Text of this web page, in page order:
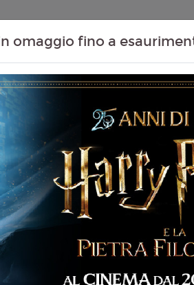
Proiezioni Scolastiche Eventi Passati
Non ci sono
omaggio fino a